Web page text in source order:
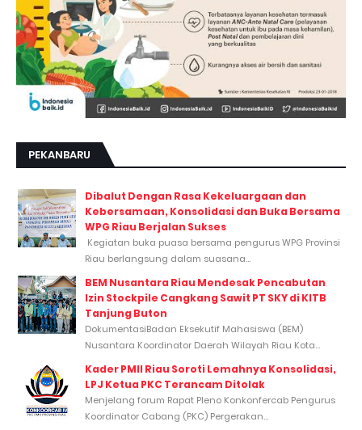
PEKANBARU
Dibalut Dengan Rasa Kekeluargaan dan
Kebersamaan, Konsolidasi dan Buka Bersama
WPG Riau Berjalan Sukses
Kegiatan buka puasa bersama pengurus WPG Provinsi
Riau berlangsung dalam suasana...
BEM Nusantara Riau Mendesak Pencabutan
Izin Stockpile Cangkang Sawit PT SKY di KITB
Tanjung Buton
DokumentasiBadan Eksekutif Mahasiswa (BEM)
Nusantara Koordinator Daerah Wilayah Riau Kota...
Kader PMII Riau Soroti Lemahnya Konsolidasi,
LPJ Ketua PKC Terancam Ditolak
Menjelang forum Rapat Pleno Konkonfercab Pengurus
Koordinator Cabang (PKC) Pergerakan...